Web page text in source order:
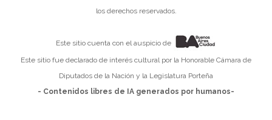
los derechos reservados.
Este sitio cuenta con el auspicio de
Este sitio fue declarado de interés cultural por la Honorable Cámara de
Diputados de la Nación y la Legislatura Porteña
- Contenidos libres de IA generados por humanos-